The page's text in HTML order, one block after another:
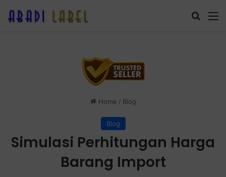
Home / Blog
Blog
Simulasi Perhitungan Harga
Barang Import